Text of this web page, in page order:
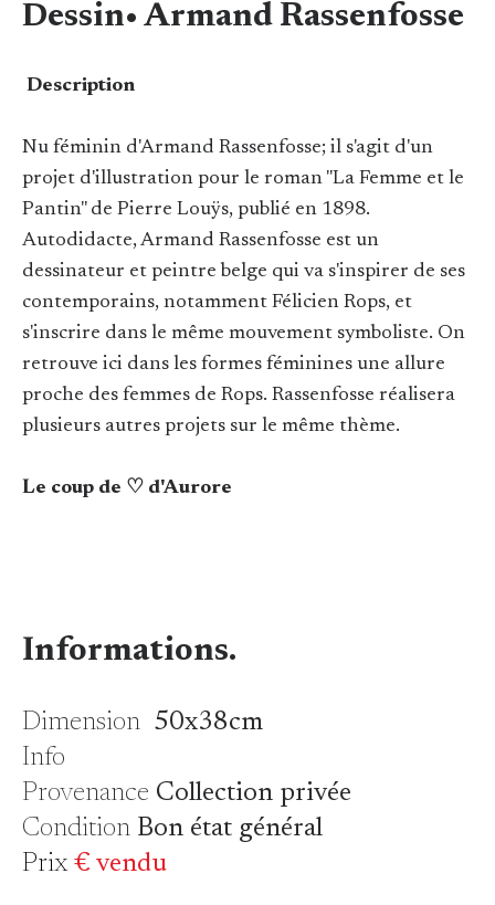
Dessin• Armand Rassenfosse
Description
Nu féminin d'Armand Rassenfosse; il s'agit d'un
projet d'illustration pour le roman "La Femme et le
Pantin" de Pierre Louÿs, publié en 1898.
Autodidacte, Armand Rassenfosse est un
dessinateur et peintre belge qui va s'inspirer de ses
contemporains, notamment Félicien Rops, et
s'inscrire dans le même mouvement symboliste. On
retrouve ici dans les formes féminines une allure
proche des femmes de Rops. Rassenfosse réalisera
plusieurs autres projets sur le même thème.
Le coup de ♡ d'Aurore
Informations.
Dimension50x38cm
Info
Provenance Collection privée
Condition Bon état général
Prix€ vendu